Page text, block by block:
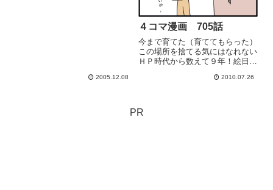
2005.12.08
４コマ漫画 705話
今まで育てた（育ててもらった）
この場所を捨てる気にはなれない
ＨＰ時代から数えて９年！絵日記
・・・・・・・・・・・・・・・
2010.07.26
PR